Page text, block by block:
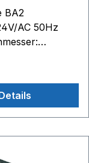
BA2
AC 50Hz
Loch,
mm Class